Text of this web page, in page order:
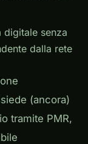
digitale senza
dalla rete
(ancora)
tramite PMR,